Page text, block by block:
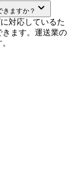
きますか？
対応しているた
ます。運送業の